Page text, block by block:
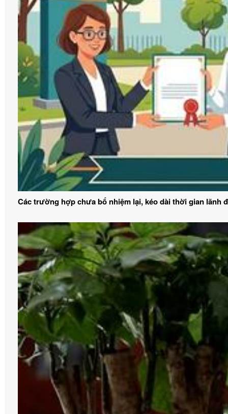
Các trường hợp chưa bổ nhiệm lại, kéo dài thời gian lãnh